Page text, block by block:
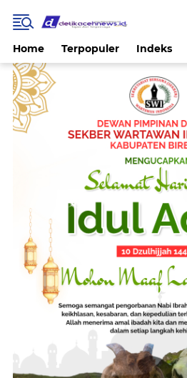
Home Terpopuler Indeks